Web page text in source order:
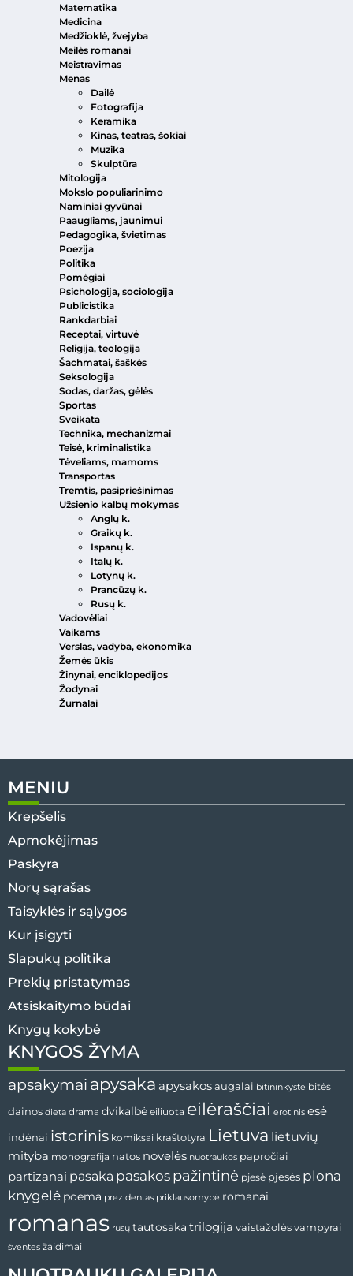
Matematika
Medicina
Medžioklė, žvejyba
Meilės romanai
Meistravimas
Menas
Dailė
Fotografija
Keramika
Kinas, teatras, šokiai
Muzika
Skulptūra
Mitologija
Mokslo populiarinimo
Naminiai gyvūnai
Paaugliams, jaunimui
Pedagogika, švietimas
Poezija
Politika
Pomėgiai
Psichologija, sociologija
Publicistika
Rankdarbiai
Receptai, virtuvė
Religija, teologija
Šachmatai, šaškės
Seksologija
Sodas, daržas, gėlės
Sportas
Sveikata
Technika, mechanizmai
Teisė, kriminalistika
Tėveliams, mamoms
Transportas
Tremtis, pasipriešinimas
Užsienio kalbų mokymas
Anglų k.
Graikų k.
Ispanų k.
Italų k.
Lotynų k.
Prancūzų k.
Rusų k.
Vadovėliai
Vaikams
Verslas, vadyba, ekonomika
Žemės ūkis
Žinynai, enciklopedijos
Žodynai
Žurnalai
MENIU
Krepšelis
Apmokėjimas
Paskyra
Norų sąrašas
Taisyklės ir sąlygos
Kur įsigyti
Slapukų politika
Prekių pristatymas
Atsiskaitymo būdai
Knygų kokybė
KNYGOS ŽYMA
apsakymai apysaka apysakos augalai bitininkystė bitės
dainos dieta drama dvikalbė eiliuota eilėraščiai erotinis esė
indėnai istorinis komiksai kraštotyra Lietuva lietuvių
mityba monografija natos novelės nuotraukos papročiai
partizanai pasaka pasakos pažintinė pjesė pjesės plona
knygelė poema prezidentas priklausomybė romanai
romanas rusų tautosaka trilogija vaistažolėsvampyrai
šventės žaidimai